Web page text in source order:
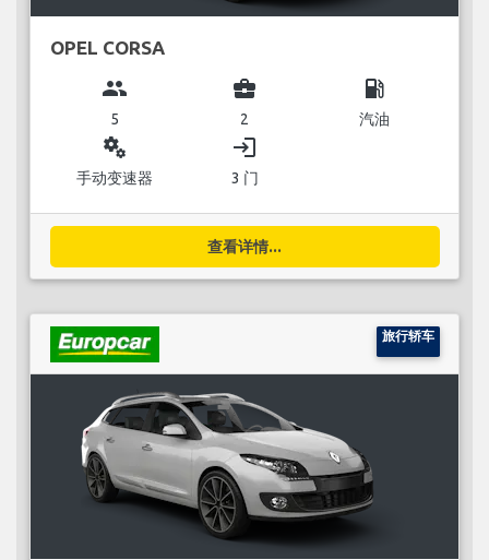
OPEL CORSA
group
5
business_center
2
local_gas_station
汽油
miscellaneous_services
手动变速器
login
3 门
查看详情...
旅行轿车